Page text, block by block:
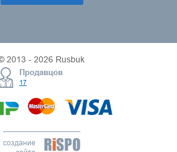
2013 - 2026 Rusbuk
Продавцов
17
создание